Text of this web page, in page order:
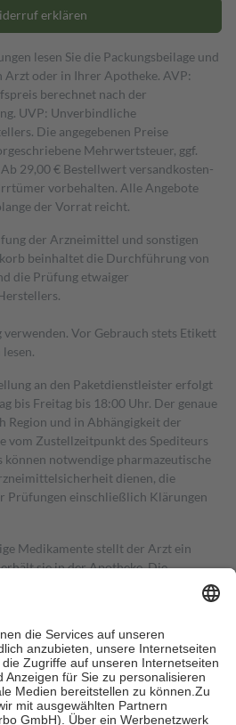
erklären
lesen Sie die Packungsbeilage und
Arzt oder in Ihrer Apotheke. AVP:
berechnet nach der
UVP: Unverbindliche
Die angegebenen Preise
Mehrwertsteuer, ggf.
Ab 29,00 € Bestell­wert versand­kosten­
vorbehalten. Alle Angebote
der Vorrat reicht.
der Arzneimittel und sonstigen
beinhaltet die Durchführung von
die Prüfung etwaiger
Vor Gebrauch stets Etikett
an den Paketdienstleister erfolgt
bis Freitag bis 18:00 Uhr. Der genaue
Region und in Abhängigkeit der
vom Zustellzeitpunkt des Spediteurs
können notwendige pharmazeutische
dienen, die
Prüfungen einschließlich Klärungen
Medikamente stellt der Arzt ein
sie in der Apotheke. Die
übernimmt in der Regel die
trägt einen Teil davon als Zuzahlung
Zuzahlungen in Höhe von zehn
mindestens jedochfünf Euround
jedoch nie mehr als die tatsächlichen
auch für Online-Apotheken.